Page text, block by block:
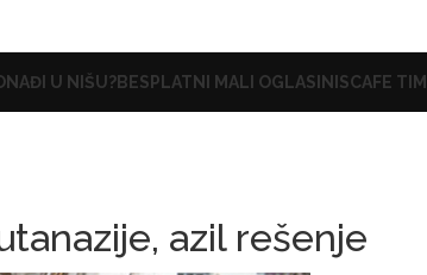
U NIŠU?BESPLATNI MALI OGLASI NISCAFE TIM
azil rešenje